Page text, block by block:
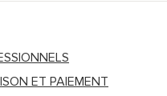
ET PAIEMENT